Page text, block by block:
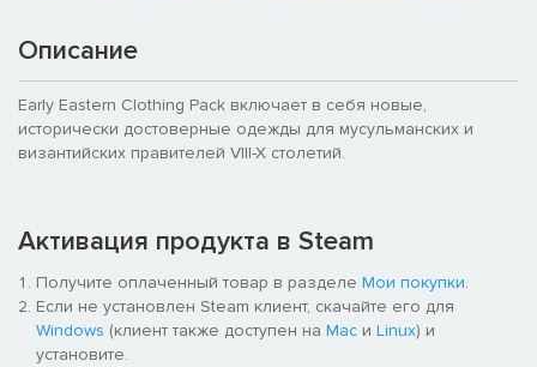
Описание
Early Eastern Clothing Pack включает в себя новые,
исторически достоверные одежды для мусульманских и
византийских правителей VIII-X столетий.
Активация продукта в Steam
Получите оплаченный товар в разделе Мои покупки.
Если не установлен Steam клиент, скачайте его для
Windows (клиент также доступен на Mac и Linux) и
установите.